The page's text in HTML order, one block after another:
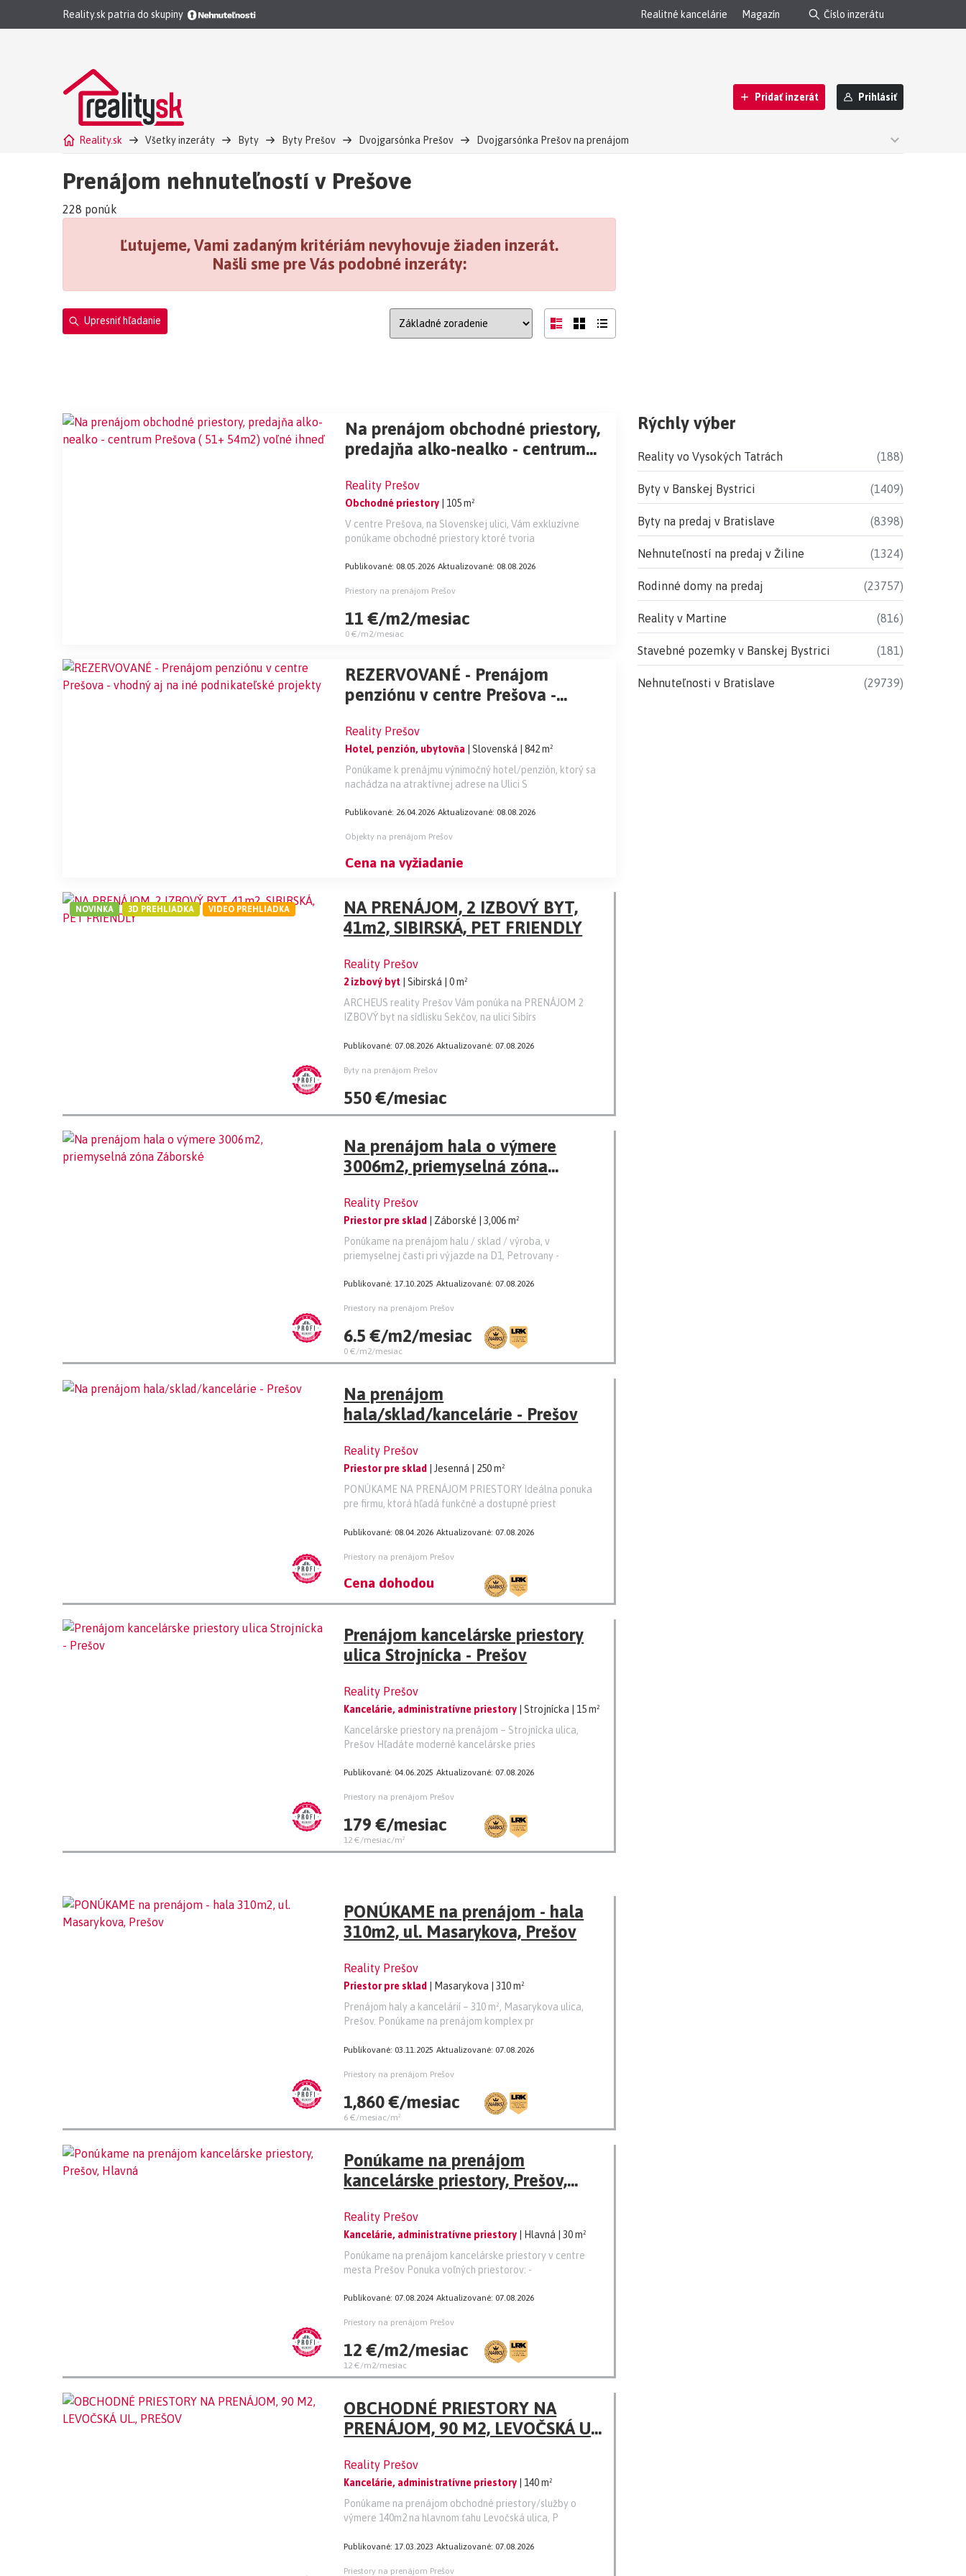
Reality.sk patria do skupiny Realitné kancelárie Magazín
Pridať inzerát Prihlásiť
Reality.sk Všetky inzeráty Byty Byty Prešov Dvojgarsónka Prešov Dvojgarsónka Prešov na prenájom
Prenájom nehnuteľností v Prešove
228 ponúk
Ľutujeme, Vami zadaným kritériám nevyhovuje žiaden inzerát.
Našli sme pre Vás podobné inzeráty:
Upresniť hľadanie
Na prenájom obchodné priestory,
predajňa alko-nealko - centrum
Reality Prešov
Obchodné priestory
| 105 m²
V centre Prešova, na Slovenskej ulici, Vám exkluzívne
ponúkame obchodné priestory ktoré tvoria
Publikované: 08.05.2026 Aktualizované: 08.08.2026
Priestory na prenájom Prešov
11 €/m2/mesiac
0 €/m2/mesiac
REZERVOVANÉ - Prenájom
penziónu v centre Prešova -
projekty
Reality Prešov
Hotel, penzión, ubytovňa | Slovenská
| 842 m²
Ponúkame k prenájmu výnimočný hotel/penzión, ktorý sa
nachádza na atraktívnej adrese na Ulici S
Publikované: 26.04.2026 Aktualizované: 08.08.2026
Objekty na prenájom Prešov
Cena na vyžiadanie
NA PRENÁJOM, 2 IZBOVÝ BYT,
41m2, SIBIRSKÁ, PET FRIENDLY
Reality Prešov
2 izbový byt | Sibirská
| 0 m²
ARCHEUS reality Prešov Vám ponúka na PRENÁJOM 2
IZBOVÝ byt na sídlisku Sekčov, na ulici Sibírs
Publikované: 07.08.2026 Aktualizované: 07.08.2026
Byty na prenájom Prešov
550 €/mesiac
NOVINKA 3D PREHLIADKA VIDEO PREHLIADKA
Na prenájom hala o výmere
3006m2, priemyselná zóna
Reality Prešov
Priestor pre sklad | Záborské
| 3,006 m²
Ponúkame na prenájom halu / sklad / výroba, v
priemyselnej časti pri výjazde na D1, Petrovany -
Publikované: 17.10.2025 Aktualizované: 07.08.2026
Priestory na prenájom Prešov
6.5 €/m2/mesiac
0 €/m2/mesiac
Na prenájom
hala/sklad/kancelárie - Prešov
Reality Prešov
Priestor pre sklad | Jesenná
| 250 m²
PONÚKAME NA PRENÁJOM PRIESTORY Ideálna ponuka
pre firmu, ktorá hľadá funkčné a dostupné priest
Publikované: 08.04.2026 Aktualizované: 07.08.2026
Priestory na prenájom Prešov
Cena dohodou
Prenájom kancelárske priestory
ulica Strojnícka - Prešov
Reality Prešov
Kancelárie, administratívne priestory | Strojnícka
| 15 m²
Kancelárske priestory na prenájom – Strojnícka ulica,
Prešov Hľadáte moderné kancelárske pries
Publikované: 04.06.2025 Aktualizované: 07.08.2026
Priestory na prenájom Prešov
179 €/mesiac
12 €/mesiac/m²
PONÚKAME na prenájom - hala
310m2, ul. Masarykova, Prešov
Reality Prešov
Priestor pre sklad | Masarykova
| 310 m²
Prenájom haly a kancelárií – 310 m², Masarykova ulica,
Prešov. Ponúkame na prenájom komplex pr
Publikované: 03.11.2025 Aktualizované: 07.08.2026
Priestory na prenájom Prešov
1,860 €/mesiac
6 €/mesiac/m²
Ponúkame na prenájom
kancelárske priestory, Prešov,
Reality Prešov
Kancelárie, administratívne priestory | Hlavná
| 30 m²
Ponúkame na prenájom kancelárske priestory v centre
mesta Prešov Ponuka voľných priestorov: -
Publikované: 07.08.2024 Aktualizované: 07.08.2026
Priestory na prenájom Prešov
12 €/m2/mesiac
12 €/m2/mesiac
OBCHODNÉ PRIESTORY NA
PRENÁJOM, 90 M2, LEVOČSKÁ UL.,
Reality Prešov
Kancelárie, administratívne priestory
| 140 m²
Ponúkame na prenájom obchodné priestory/služby o
výmere 140m2 na hlavnom ťahu Levočská ulica, P
Publikované: 17.03.2023 Aktualizované: 07.08.2026
Priestory na prenájom Prešov
Rýchly výber
Reality vo Vysokých Tatrách (188)
Byty v Banskej Bystrici (1409)
Byty na predaj v Bratislave (8398)
Nehnuteľností na predaj v Žiline (1324)
Rodinné domy na predaj (23757)
Reality v Martine (816)
Stavebné pozemky v Banskej Bystrici (181)
Nehnuteľnosti v Bratislave (29739)